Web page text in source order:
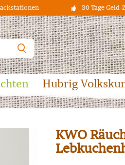
30 Tage
Hubrig
KWO